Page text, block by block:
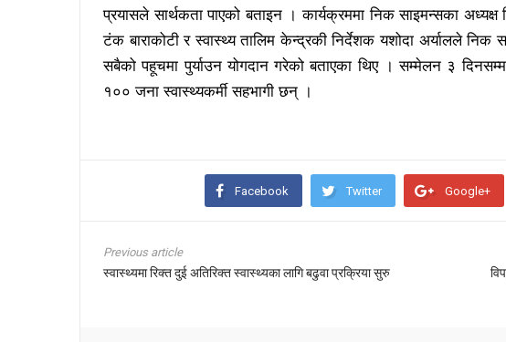
प्रयासले सार्थकता पाएको बताइन । कार्यक्रममा निक साइमन्सका अध्यक्ष
टंक बाराकोटी र स्वास्थ्य तालिम केन्द्रकी निर्देशक यशोदा अर्यालले निक
सबैको पहूचमा पुर्याउन योगदान गरेको बताएका थिए । सम्मेलन ३
१०० जना स्वास्थ्यकर्मी सहभागी छन् ।
Facebook Twitter Google+
Previous article
स्वास्थ्यमा रिक्त दुई अतिरिक्त स्वास्थ्यका लागि बढुवा प्रक्रिया सुरु